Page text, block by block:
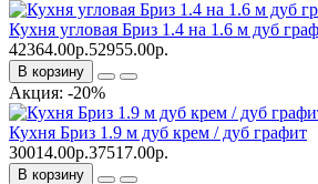
Кухня угловая Бриз 1.4 на 1.6 м дуб
42364.00р.52955.00р.
В корзину
Акция: -20%
Кухня Бриз 1.9 м дуб крем / дуб графит
30014.00р.37517.00р.
В корзину